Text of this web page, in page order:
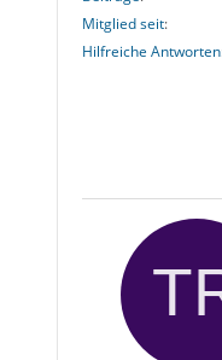
Mitglied seit
Hilfreiche Antworten